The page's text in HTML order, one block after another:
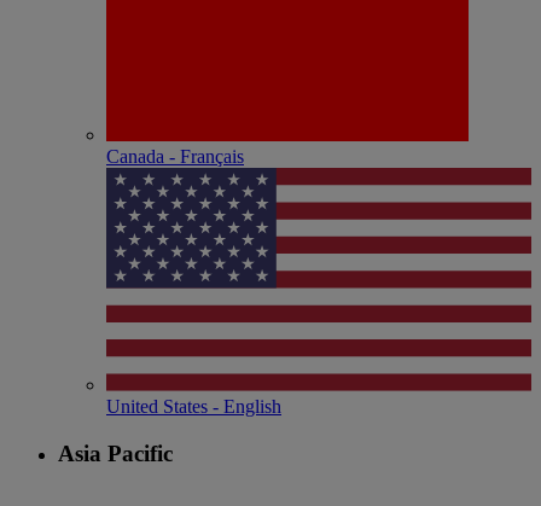
Canada - Français
United States - English
Asia Pacific